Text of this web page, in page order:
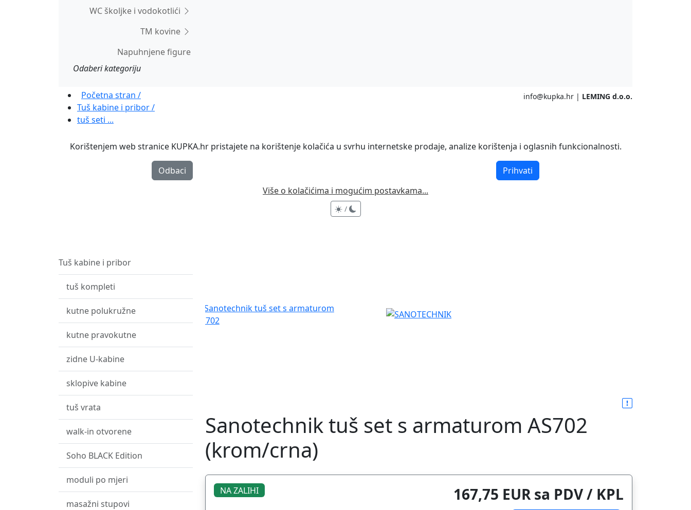
WC školjke i vodokotlići
TM kovine
Napuhnjene figure
Odaberi kategoriju
Početna stran /
Tuš kabine i pribor /
tuš seti ...
info@kupka.hr | LEMING d.o.o.
Korištenjem web stranice KUPKA.hr pristajete na korištenje kolačića u svrhu internetske prodaje, analize korištenja i oglasnih funkcionalnosti.
Odbaci
Prihvati
Više o kolačićima i mogućim postavkama...
/
Tuš kabine i pribor
tuš kompleti
kutne polukružne
kutne pravokutne
zidne U-kabine
sklopive kabine
tuš vrata
walk-in otvorene
Soho BLACK Edition
moduli po mjeri
masažni stupovi
Sanotechnik tuš set s armaturom AS702
(krom/crna)
NA ZALIHI 167,75 EUR sa PDV / KPL